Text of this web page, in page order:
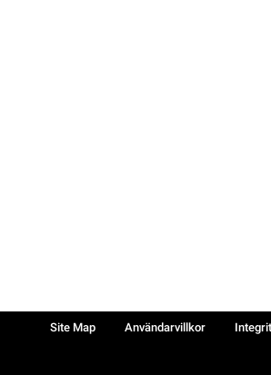
Site Map Användarvillkor